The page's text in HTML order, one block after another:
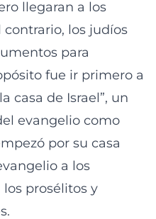
llegaran a los
contrario, los judíos
para
fue ir primero a
casa de Israel”, un
evangelio como
por su casa
a los
prosélitos y